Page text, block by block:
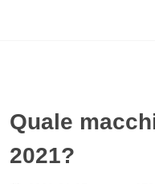
Quale
2021?